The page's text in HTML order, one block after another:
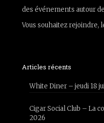
des événements autour
Vous souhaitez rejoindre,
Articles récents
White Diner – jeudi 18
Cigar Social Club – La
2026